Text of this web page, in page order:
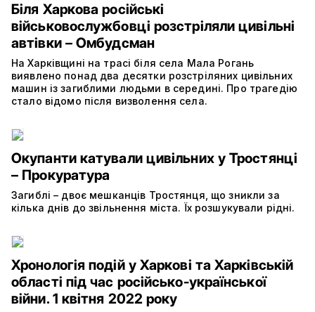
Біля Харкова російські
військовослужбовці розстріляли цивільні
автівки – Омбудсман
На Харківщині на трасі біля села Мала Рогань
виявлено понад два десятки розстріляних цивільних
машин із загиблими людьми в середині. Про трагедію
стало відомо після визволення села.
Окупанти катували цивільних у Тростянці
– Прокуратура
Загиблі – двоє мешканців Тростянця, що зникли за
кілька днів до звільнення міста. Їх розшукували рідні.
Хронологія подій у Харкові та Харківській
області під час російсько-української
війни. 1 квітня 2022 року